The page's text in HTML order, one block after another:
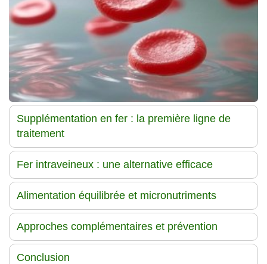
Supplémentation en fer : la première ligne de
traitement
Fer intraveineux : une alternative efficace
Alimentation équilibrée et micronutriments
Approches complémentaires et prévention
Conclusion